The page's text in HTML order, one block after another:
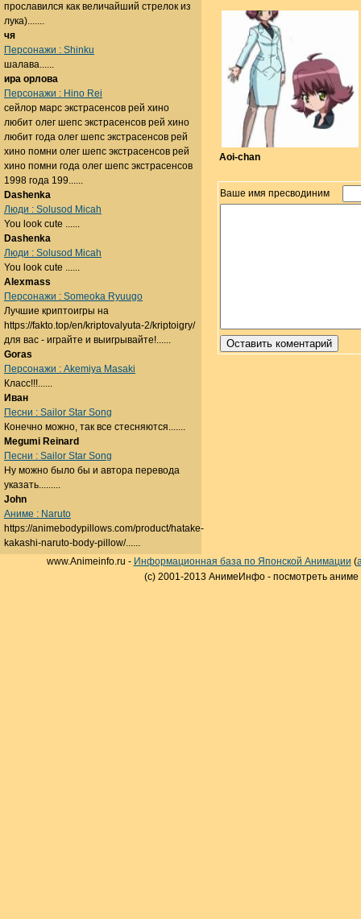
Aoi-chan
Ваше имя пресводиним
прославился как величайший стрелок из
лука).......
чя
Персонажи : Shinku
шалава......
ира орлова
Персонажи : Hino Rei
сейлор марс экстрасенсов рей хино
любит олег шепс экстрасенсов рей хино
любит года олег шепс экстрасенсов рей
хино помни олег шепс экстрасенсов рей
хино помни года олег шепс экстрасенсов
1998 года 199......
Dashenka
Люди : Solusod Micah
You look cute ......
Dashenka
Люди : Solusod Micah
You look cute ......
Alexmass
Персонажи : Someoka Ryuugo
Лучшие криптоигры на
https://fakto.top/en/kriptovalyuta-2/kriptoigry/
для вас - играйте и выигрывайте!......
Goras
Персонажи : Akemiya Masaki
Класс!!!......
Иван
Песни : Sailor Star Song
Конечно можно, так все стесняются.......
Megumi Reinard
Песни : Sailor Star Song
Ну можно было бы и автора перевода
указать.........
John
Аниме : Naruto
https://animebodypillows.com/product/hatake-
kakashi-naruto-body-pillow/......
www.Animeinfo.ru - Информационная база по Японской Анимации (
(c) 2001-2013 АнимеИнфо - посмотреть аниме